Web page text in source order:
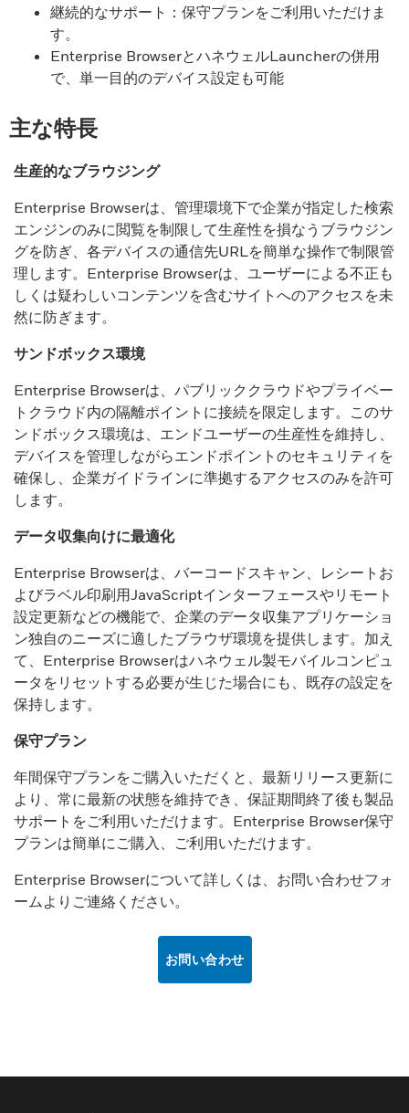
継続的なサポート：保守プランをご利用いただけま
す。
Enterprise BrowserとハネウェルLauncherの併用
で、単一目的のデバイス設定も可能
主な特長
生産的なブラウジング
Enterprise Browserは、管理環境下で企業が指定した検索
エンジンのみに閲覧を制限して生産性を損なうブラウジン
グを防ぎ、各デバイスの通信先URLを簡単な操作で制限管
理します。Enterprise Browserは、ユーザーによる不正も
しくは疑わしいコンテンツを含むサイトへのアクセスを未
然に防ぎます。
サンドボックス環境
Enterprise Browserは、パブリッククラウドやプライベー
トクラウド内の隔離ポイントに接続を限定します。このサ
ンドボックス環境は、エンドユーザーの生産性を維持し、
デバイスを管理しながらエンドポイントのセキュリティを
確保し、企業ガイドラインに準拠するアクセスのみを許可
します。
データ収集向けに最適化
Enterprise Browserは、バーコードスキャン、レシートお
よびラベル印刷用JavaScriptインターフェースやリモート
設定更新などの機能で、企業のデータ収集アプリケーショ
ン独自のニーズに適したブラウザ環境を提供します。加え
て、Enterprise Browserはハネウェル製モバイルコンピュ
ータをリセットする必要が生じた場合にも、既存の設定を
保持します。
保守プラン
年間保守プランをご購入いただくと、最新リリース更新に
より、常に最新の状態を維持でき、保証期間終了後も製品
サポートをご利用いただけます。Enterprise Browser保守
プランは簡単にご購入、ご利用いただけます。
Enterprise Browserについて詳しくは、お問い合わせフォ
ームよりご連絡ください。
お問い合わせ